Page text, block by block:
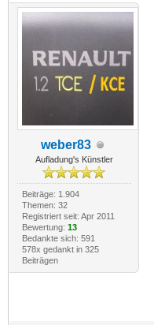
weber83
Aufladung's Künstler
Beiträge: 1.904
Themen: 32
Registriert seit: Apr 2011
Bewertung: 13
Bedankte sich: 591
578x gedankt in 325
Beiträgen